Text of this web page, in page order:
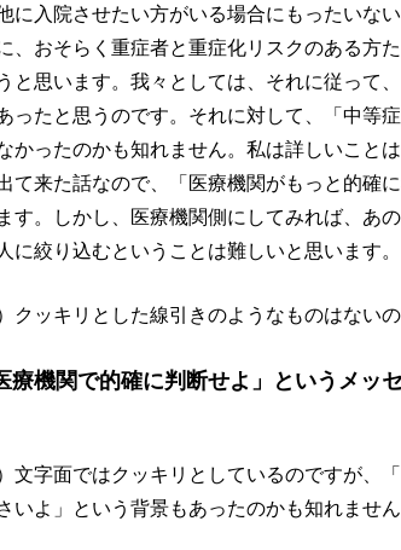
に入院させたい方がいる場合にもったいな
、おそらく重症者と重症化リスクのある方
と思います。我々としては、それに従って
ったと思うのです。それに対して、「中等
かったのかも知れません。私は詳しいこと
て来た話なので、「医療機関がもっと的確
す。しかし、医療機関側にしてみれば、あ
に絞り込むということは難しいと思います。
クッキリとした線引きのようなものはないの
療機関で的確に判断せよ」というメッ
文字面ではクッキリとしているのですが、
いよ」という背景もあったのかも知れません